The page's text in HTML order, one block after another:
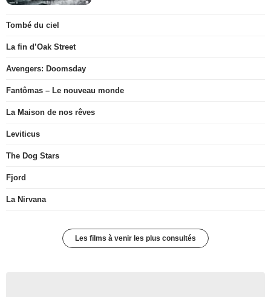
Tombé du ciel
La fin d’Oak Street
Avengers: Doomsday
Fantômas – Le nouveau monde
La Maison de nos rêves
Leviticus
The Dog Stars
Fjord
La Nirvana
Les films à venir les plus consultés